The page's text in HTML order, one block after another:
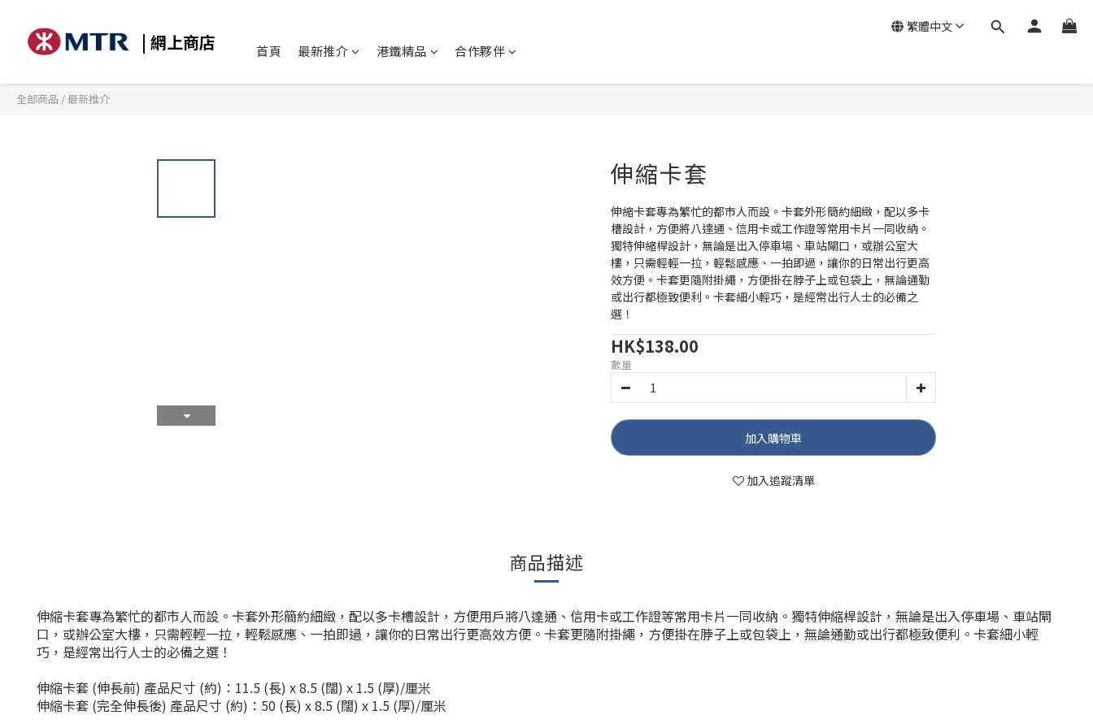
| 網上商店 首頁 最新推介 港鐵精品 合作夥伴
繁體中文
全部商品 /最新推介
伸縮卡套
伸縮卡套專為繁忙的都市人而設。卡套外形簡約細緻，配以多卡
槽設計，方便將八達通、信用卡或工作證等常用卡片一同收納。
獨特伸縮桿設計，無論是出入停車場、車站閘口，或辦公室大
樓，只需輕輕一拉，輕鬆感應、一拍即過，讓你的日常出行更高
效方便。卡套更隨附掛繩，方便掛在脖子上或包袋上，無論通勤
或出行都極致便利。卡套細小輕巧，是經常出行人士的必備之
選！
HK$138.00
數量
加入購物車
加入追蹤清單
商品描述
伸縮卡套專為繁忙的都市人而設。卡套外形簡約細緻，配以多卡槽設計，方便用戶將八達通、信用卡或工作證等常用卡片一同收納。獨特伸縮桿設計，無論是出入停車場、車站閘
口，或辦公室大樓，只需輕輕一拉，輕鬆感應、一拍即過，讓你的日常出行更高效方便。卡套更隨附掛繩，方便掛在脖子上或包袋上，無論通勤或出行都極致便利。卡套細小輕
巧，是經常出行人士的必備之選！
伸縮卡套 (伸長前) 產品尺寸 (約)：11.5 (長) x 8.5 (闊) x 1.5 (厚)/厘米
伸縮卡套 (完全伸長後) 產品尺寸 (約)：50 (長) x 8.5 (闊) x 1.5 (厚)/厘米